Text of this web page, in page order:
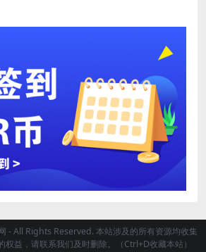
- All Rights Reserved. 本站涉及的所有资源均收集
益，请联系我们及时删除。（Ctrl+D收藏本站）